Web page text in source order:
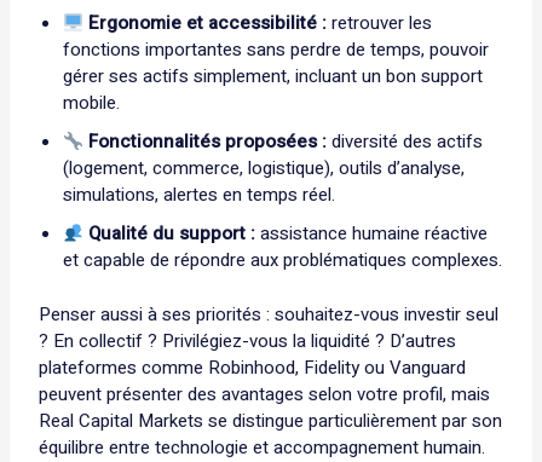
Ergonomie et accessibilité :retrouver les
fonctions importantes sans perdre de temps, pouvoir
gérer ses actifs simplement, incluant un bon support
mobile.
Fonctionnalités proposées :diversité des actifs
(logement, commerce, logistique), outils d’analyse,
simulations, alertes en temps réel.
Qualité du support :assistance humaine réactive
et capable de répondre aux problématiques complexes.
Penser aussi à ses priorités : souhaitez-vous investir seul
? En collectif ? Privilégiez-vous la liquidité ? D’autres
plateformes comme Robinhood, Fidelity ou Vanguard
peuvent présenter des avantages selon votre profil, mais
Real Capital Markets se distingue particulièrement par son
équilibre entre technologie et accompagnement humain.